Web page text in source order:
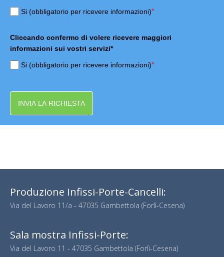
Si (obbligatorio per ricevere informazioni)*
Cliccando confermo di volere ricevere maggiori
informazioni sui vostri servizi*
Si (obbligatorio per ricevere informazioni)*
INVIA LA RICHIESTA
Produzione Infissi-Porte-Cancelli:
Via del Lavoro 11/a - 47035 Gambettola (Forlì-Cesena)
Sala mostra Infissi-Porte:
Via del Lavoro 11 - 47035 Gambettola (Forlì-Cesena)